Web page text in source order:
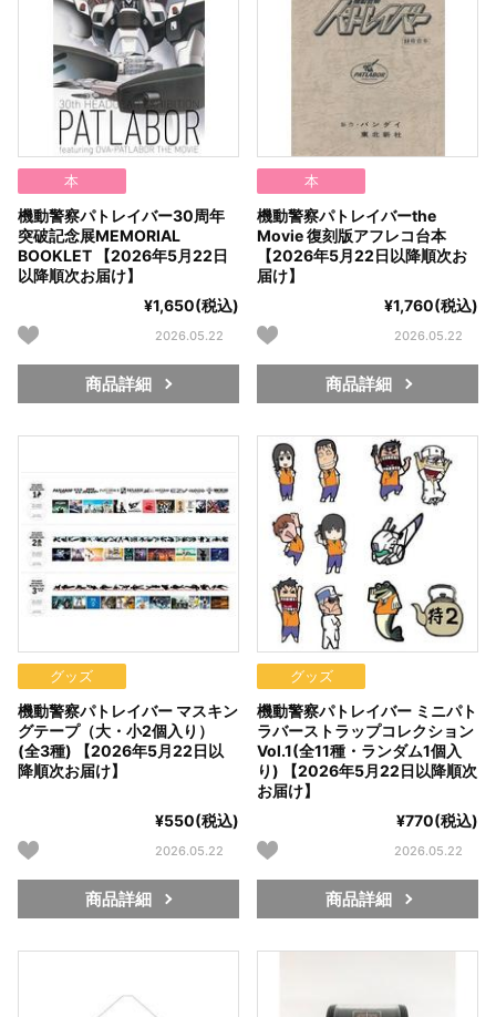
本
機動警察パトレイバー30周年
突破記念展MEMORIAL
BOOKLET 【2026年5月22日
以降順次お届け】
¥1,650(税込)
2026.05.22
商品詳細
本
機動警察パトレイバーthe
Movie 復刻版アフレコ台本
【2026年5月22日以降順次お
届け】
¥1,760(税込)
2026.05.22
商品詳細
グッズ
機動警察パトレイバー マスキン
グテープ（大・小2個入り）
(全3種) 【2026年5月22日以
降順次お届け】
¥550(税込)
2026.05.22
商品詳細
グッズ
機動警察パトレイバー ミニパト
ラバーストラップコレクション
Vol.1(全11種・ランダム1個入
り) 【2026年5月22日以降順次
お届け】
¥770(税込)
2026.05.22
商品詳細